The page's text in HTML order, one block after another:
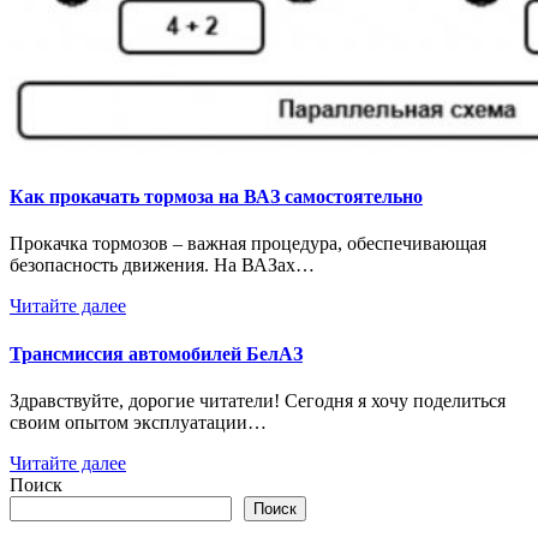
Как прокачать тормоза на ВАЗ самостоятельно
Прокачка тормозов – важная процедура, обеспечивающая
безопасность движения. На ВАЗах…
Читайте далее
Трансмиссия автомобилей БелАЗ
Здравствуйте, дорогие читатели! Сегодня я хочу поделиться
своим опытом эксплуатации…
Читайте далее
Поиск
Поиск